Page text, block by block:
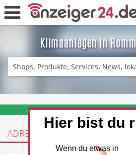
Klimaanlagen in
Zurück
DE-News News
❤️ Aktuelle Angebote & Prospekte
ADRESSEN
Hier bist du
Wenn du etwas in